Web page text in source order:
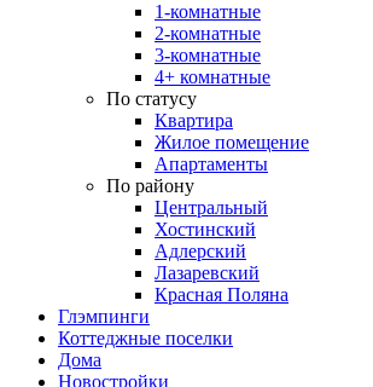
1-комнатные
2-комнатные
3-комнатные
4+ комнатные
По статусу
Квартира
Жилое помещение
Апартаменты
По району
Центральный
Хостинский
Адлерский
Лазаревский
Красная Поляна
Глэмпинги
Коттеджные поселки
Дома
Новостройки